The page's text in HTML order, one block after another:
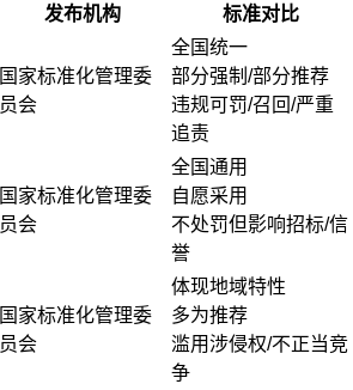
发布机构 标准对比
国家标准化管理委
员会
全国统一
部分强制/部分推荐
违规可罚/召回/严重
追责
国家标准化管理委
员会
全国通用
自愿采用
不处罚但影响招标/信
誉
国家标准化管理委
员会
体现地域特性
多为推荐
滥用涉侵权/不正当竞
争